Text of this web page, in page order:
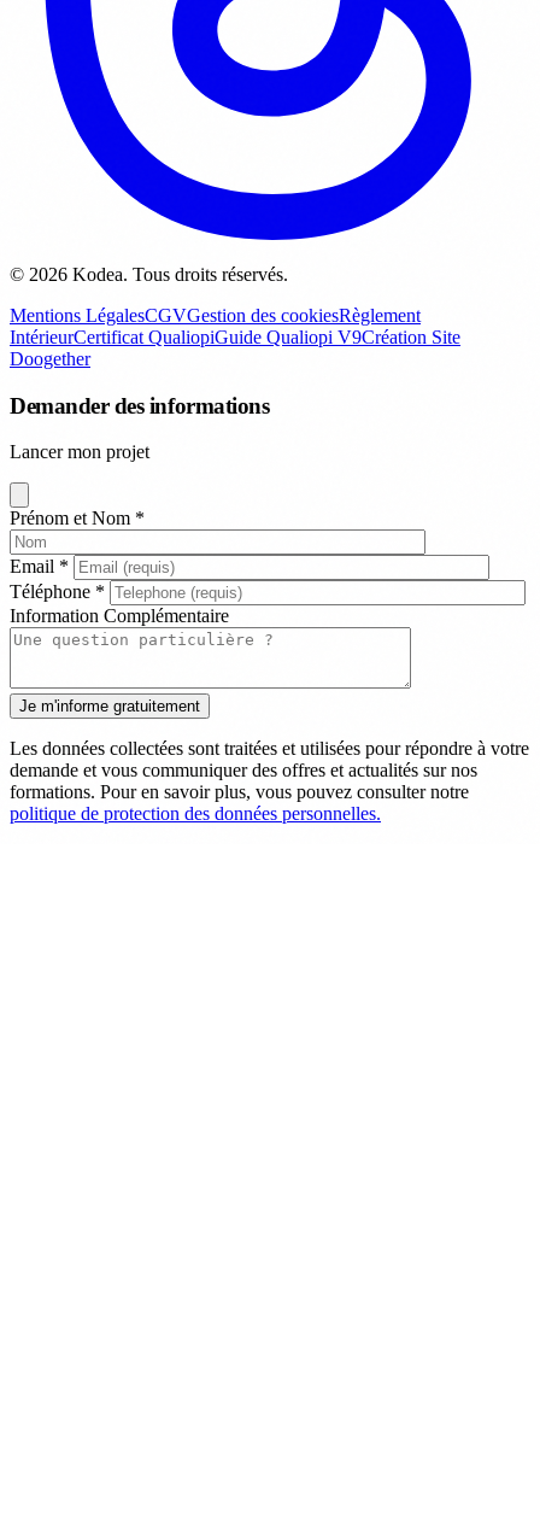
© 2026 Kodea. Tous droits réservés.
Mentions LégalesCGVGestion des cookiesRèglement
IntérieurCertificat QualiopiGuide Qualiopi V9Création Site
Doogether
Demander des informations
Lancer mon projet
Prénom et Nom *
Email *
Téléphone *
Information Complémentaire
Les données collectées sont traitées et utilisées pour répondre à votre
demande et vous communiquer des offres et actualités sur nos
formations. Pour en savoir plus, vous pouvez consulter notre
politique de protection des données personnelles.